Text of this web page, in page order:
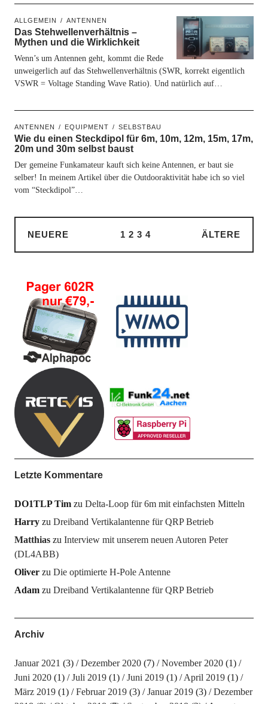
ALLGEMEIN ANTENNEN
Das Stehwellenverhältnis –
Mythen und die Wirklichkeit
Wenn’s um Antennen geht, kommt die Rede
unweigerlich auf das Stehwellenverhältnis (SWR, korrekt eigentlich
VSWR = Voltage Standing Wave Ratio). Und natürlich auf…
ANTENNEN EQUIPMENT SELBSTBAU
Wie du einen Steckdipol für 6m, 10m, 12m, 15m, 17m,
20m und 30m selbst baust
Der gemeine Funkamateur kauft sich keine Antennen, er baut sie
selber! In meinem Artikel über die Outdooraktivität habe ich so viel
vom “Steckdipol”…
NEUERE 1 2 3 4 ÄLTERE
Letzte Kommentare
DO1TLP Timzu Delta-Loop für 6m mit einfachsten Mitteln
Harryzu Dreiband Vertikalantenne für QRP Betrieb
Matthiaszu Interview mit unserem neuen Autoren Peter
(DL4ABB)
Oliverzu Die optimierte H-Pole Antenne
Adamzu Dreiband Vertikalantenne für QRP Betrieb
Archiv
Januar 2021 (3) Dezember 2020(7) November 2020(1)
Juni 2020(1) Juli 2019(1) Juni 2019(1) April 2019(1)
März 2019(1) Februar 2019(3) Januar 2019(3)
Dezember